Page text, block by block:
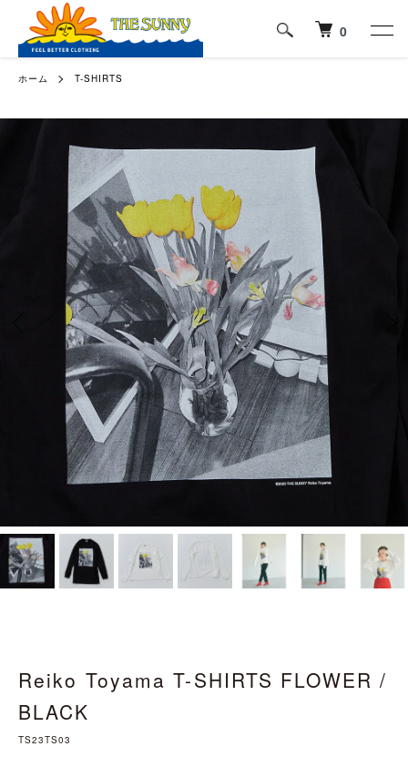
0
ホーム T-SHIRTS
Reiko Toyama T-SHIRTS FLOWER /
BLACK
TS23TS03